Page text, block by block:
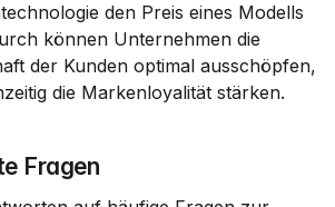
den Preis eines Modells
können Unternehmen die
der Kunden optimal ausschöpfen,
die Markenloyalität stärken.
Fragen